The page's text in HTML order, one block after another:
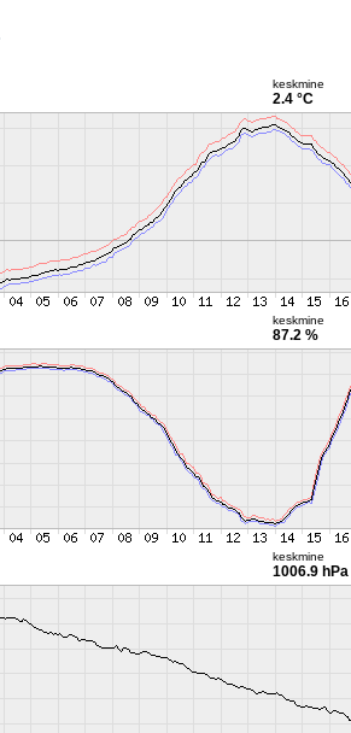
keskmine
2.4 °C
keskmine
87.2 %
keskmine
1006.9 hPa